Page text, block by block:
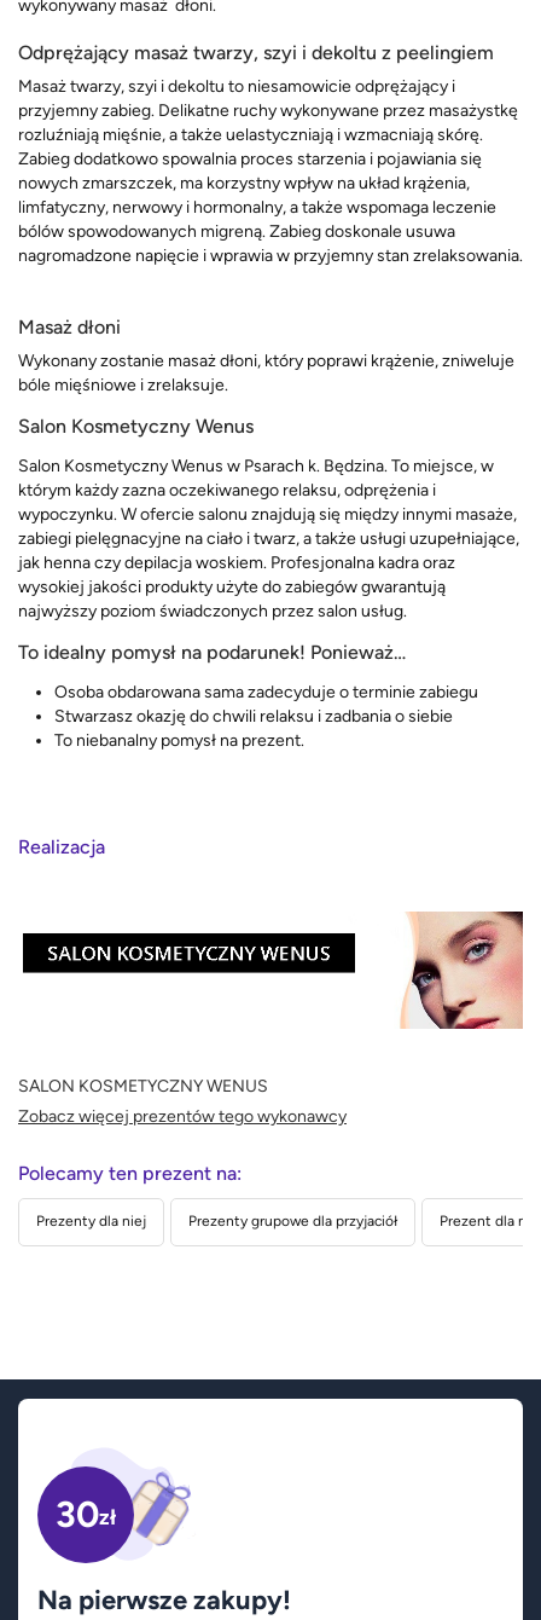
wykonywany masaż dłoni.
Odprężający masaż twarzy, szyi i dekoltu z peelingiem
Masaż twarzy, szyi i dekoltu to niesamowicie odprężający i
przyjemny zabieg. Delikatne ruchy wykonywane przez masażystkę
rozluźniają mięśnie, a także uelastyczniają i wzmacniają skórę.
Zabieg dodatkowo spowalnia proces starzenia i pojawiania się
nowych zmarszczek, ma korzystny wpływ na układ krążenia,
limfatyczny, nerwowy i hormonalny, a także wspomaga leczenie
bólów spowodowanych migreną. Zabieg doskonale usuwa
nagromadzone napięcie i wprawia w przyjemny stan zrelaksowania.
Masaż dłoni
Wykonany zostanie masaż dłoni, który poprawi krążenie, zniweluje
bóle mięśniowe i zrelaksuje.
Salon Kosmetyczny Wenus
Salon Kosmetyczny Wenus w Psarach k. Będzina. To miejsce, w
którym każdy zazna oczekiwanego relaksu, odprężenia i
wypoczynku. W ofercie salonu znajdują się między innymi masaże,
zabiegi pielęgnacyjne na ciało i twarz, a także usługi uzupełniające,
jak henna czy depilacja woskiem. Profesjonalna kadra oraz
wysokiej jakości produkty użyte do zabiegów gwarantują
najwyższy poziom świadczonych przez salon usług.
To idealny pomysł na podarunek! Ponieważ…
Osoba obdarowana sama zadecyduje o terminie zabiegu
Stwarzasz okazję do chwili relaksu i zadbania o siebie
To niebanalny pomysł na prezent.
Realizacja
SALON KOSMETYCZNY WENUS
Zobacz więcej prezentów tego wykonawcy
Polecamy ten prezent na:
Prezenty dla niej Prezenty grupowe dla przyjaciół Prezent dla
30zł
Na pierwsze zakupy!